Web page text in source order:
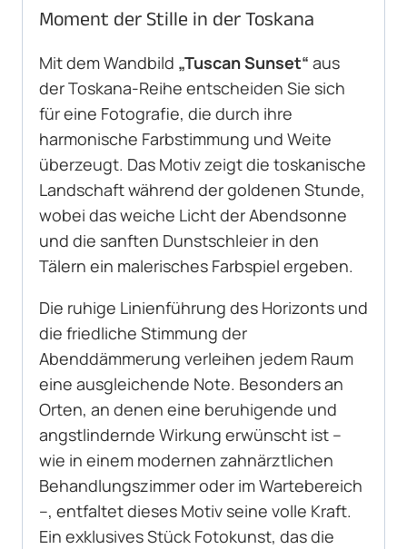
Moment der Stille in der Toskana
Mit dem Wandbild „Tuscan Sunset“ aus
der Toskana-Reihe entscheiden Sie sich
für eine Fotografie, die durch ihre
harmonische Farbstimmung und Weite
überzeugt. Das Motiv zeigt die toskanische
Landschaft während der goldenen Stunde,
wobei das weiche Licht der Abendsonne
und die sanften Dunstschleier in den
Tälern ein malerisches Farbspiel ergeben.
Die ruhige Linienführung des Horizonts und
die friedliche Stimmung der
Abenddämmerung verleihen jedem Raum
eine ausgleichende Note. Besonders an
Orten, an denen eine beruhigende und
angstlindernde Wirkung erwünscht ist –
wie in einem modernen zahnärztlichen
Behandlungszimmer oder im Wartebereich
–, entfaltet dieses Motiv seine volle Kraft.
Ein exklusives Stück Fotokunst, das die